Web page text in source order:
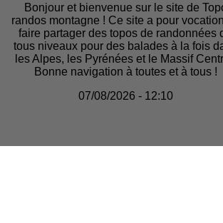
Bonjour et bienvenue sur le site de
randos montagne ! Ce site a pour
faire partager des topos de randonnées
tous niveaux pour des balades à la fois
les Alpes, les Pyrénées et le Massif
Bonne navigation à toutes et à tous !
07/08/2026 - 12:10